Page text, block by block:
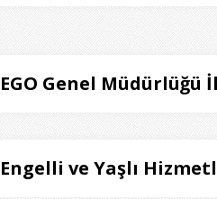
EGO Genel Müdürlüğü
Engelli ve Yaşlı